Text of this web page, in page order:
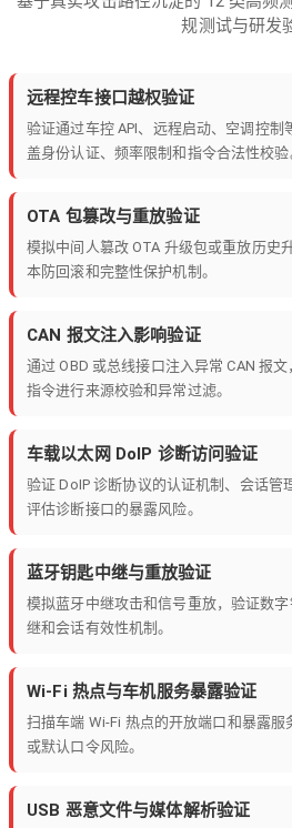
规测试与研发
远程控车接口越权验证
验证通过车控 API、远程启动、空调控制
盖身份认证、频率限制和指令合法性校验
OTA 包篡改与重放验证
模拟中间人篡改 OTA 升级包或重放历史
本防回滚和完整性保护机制。
CAN 报文注入影响验证
通过 OBD 或总线接口注入异常 CAN 报
指令进行来源校验和异常过滤。
车载以太网 DoIP 诊断访问验证
验证 DoIP 诊断协议的认证机制、会话管
评估诊断接口的暴露风险。
蓝牙钥匙中继与重放验证
模拟蓝牙中继攻击和信号重放，验证数
继和会话有效性机制。
Wi-Fi 热点与车机服务暴露验证
扫描车端 Wi-Fi 热点的开放端口和暴露
或默认口令风险。
USB 恶意文件与媒体解析验证